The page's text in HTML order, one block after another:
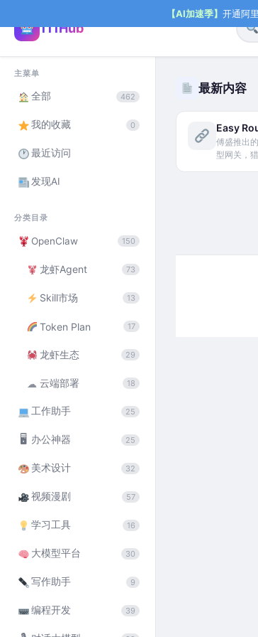
【AI加速季】 开通阿
111Hub
主菜单
全部 462
我的收藏 0
最近访问
发现AI
分类目录
OpenClaw 150
龙虾Agent 73
Skill市场 13
Token Plan 17
龙虾生态 29
☁ 云端部署 18
工作助手 25
🖥 办公神器 25
美术设计 32
视频漫剧 57
学习工具 16
大模型平台 30
写作助手 9
编程开发 39
最新内容
Easy
傅盛推出
型网关，猎